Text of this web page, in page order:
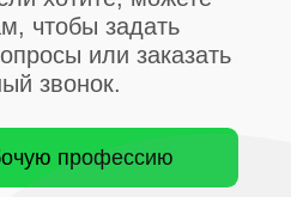
чтобы задать
или заказать
звонок.
профессию